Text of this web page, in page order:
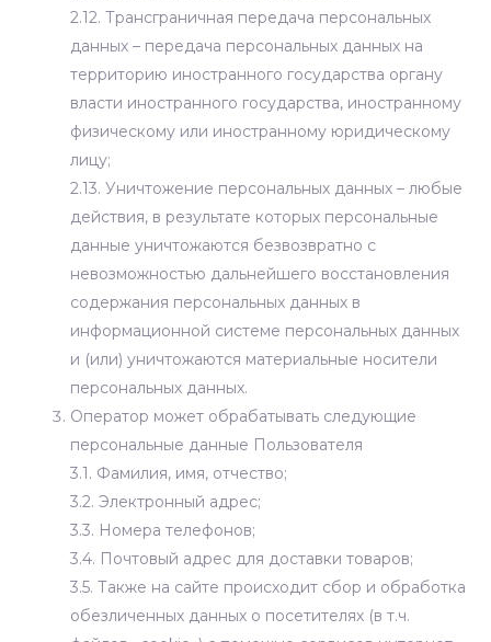
2.12. Трансграничная передача персональных
данных – передача персональных данных на
территорию иностранного государства органу
власти иностранного государства, иностранному
физическому или иностранному юридическому
лицу;
2.13. Уничтожение персональных данных – любые
действия, в результате которых персональные
данные уничтожаются безвозвратно с
невозможностью дальнейшего восстановления
содержания персональных данных в
информационной системе персональных данных
и (или) уничтожаются материальные носители
персональных данных.
Оператор может обрабатывать следующие
персональные данные Пользователя
3.1. Фамилия, имя, отчество;
3.2. Электронный адрес;
3.3. Номера телефонов;
3.4. Почтовый адрес для доставки товаров;
3.5. Также на сайте происходит сбор и обработка
обезличенных данных о посетителях (в т.ч.